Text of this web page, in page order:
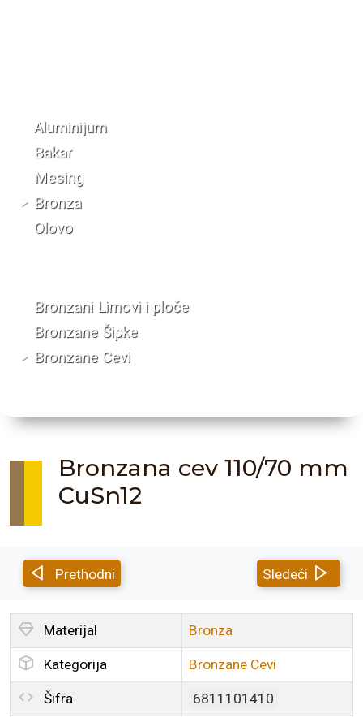
Aluminijum
Bakar
Mesing
Bronza
Olovo
Bronzani Limovi i ploče
Bronzane Šipke
Bronzane Cevi
Bronzana cev 110/70 mm
CuSn12
Prethodni Sledeći
Materijal Bronza
Kategorija Bronzane Cevi
Šifra 6811101410